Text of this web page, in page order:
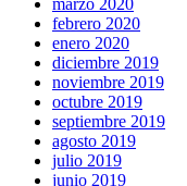
marzo 2020
febrero 2020
enero 2020
diciembre 2019
noviembre 2019
octubre 2019
septiembre 2019
agosto 2019
julio 2019
junio 2019